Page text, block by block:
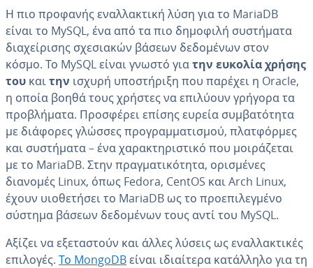
Η πιο προφανής εναλλακτική λύση για το MariaDB
είναι το MySQL, ένα από τα πιο δημοφιλή συστήματα
διαχείρισης σχεσιακών βάσεων δεδομένων στον
κόσμο. Το MySQL είναι γνωστό γιατην ευκολία χρήσης
του καιτην ισχυρή υποστήριξη που παρέχει η Oracle,
η οποία βοηθά τους χρήστες να επιλύουν γρήγορα τα
προβλήματα. Προσφέρει επίσης ευρεία συμβατότητα
με διάφορες γλώσσες προγραμματισμού, πλατφόρμες
και συστήματα – ένα χαρακτηριστικό που μοιράζεται
με το MariaDB. Στην πραγματικότητα, ορισμένες
διανομές Linux, όπως Fedora, CentOS και Arch Linux,
έχουν υιοθετήσει το MariaDB ως το προεπιλεγμένο
σύστημα βάσεων δεδομένων τους αντί του MySQL.
Αξίζει να εξεταστούν και άλλες λύσεις ως εναλλακτικές
επιλογές. Το MongoDBείναι ιδιαίτερα κατάλληλο για τη